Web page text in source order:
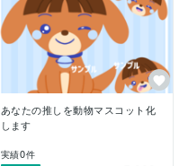
あなたの推しを動物マスコット化
します
実績0件